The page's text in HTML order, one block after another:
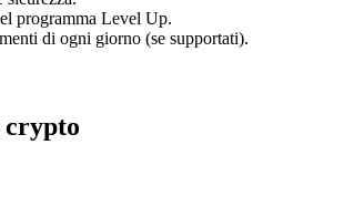
programma Level Up.
di ogni giorno (se supportati).
crypto